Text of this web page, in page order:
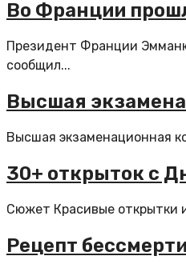
Во Франции
Президент Франции
сообщил...
Высшая
Высшая экзаменационная
30+ открыток с
Сюжет Красивые открытки
Рецепт